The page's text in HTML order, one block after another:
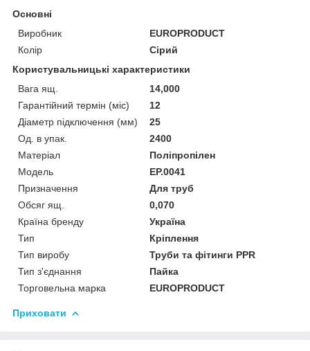
Основні
Виробник
EUROPRODUCT
Колір
Сірий
Користувальницькі характеристики
Вага ящ.
14,000
Гарантійний термін (міс)
12
Діаметр підключення (мм)
25
Од. в упак.
2400
Матеріал
Поліпропілен
Мoдель
EP.0041
Призначення
Для труб
Обсяг ящ.
0,070
Країна бренду
Україна
Тип
Кріплення
Тип виробу
Труби та фітинги PPR
Тип з'єднання
Пайка
Торговельна марка
EUROPRODUCT
Приховати